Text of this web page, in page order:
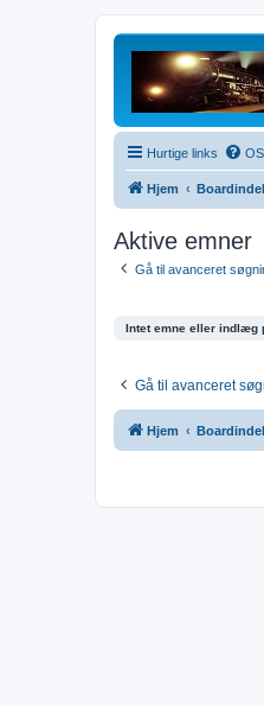
Hurtige links
Hjem
Aktive emner
Gå til avanceret
Intet emne eller indlæg
Gå til avanceret
Hjem